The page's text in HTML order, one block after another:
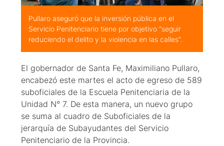
Pullaro aseguró que la inversión pública en el
Servicio Penitenciario tiene por objetivo “seguir
reduciendo el delito y la violencia en las calles”.
El gobernador de Santa Fe, Maximiliano Pullaro,
encabezó este martes el acto de egreso de 589
suboficiales de la Escuela Penitenciaria de la
Unidad N° 7. De esta manera, un nuevo grupo
se suma al cuadro de Suboficiales de la
jerarquía de Subayudantes del Servicio
Penitenciario de la Provincia.